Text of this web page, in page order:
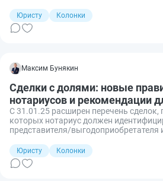
Юристу
Колонки
Максим Бунякин
Сделки с долями: новые
нотариусов и рекомендации
С 31.01.25 расширен перечень сделок,
которых нотариус должен
представителя/выгодоприобретателя
Юристу
Колонки